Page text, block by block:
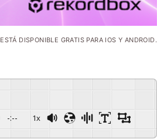
DISPONIBLE GRATIS PARA IOS Y ANDROID.
-:-- 1x